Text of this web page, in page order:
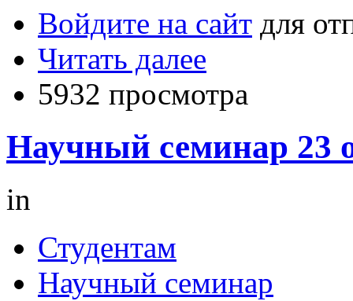
Войдите на сайт для
Читать далее
5932 просмотра
Научный семинар 23
in
Студентам
Научный семинар